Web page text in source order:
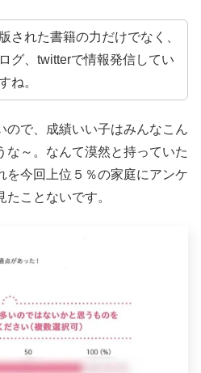
された書籍の力だけでなく、
グ、twitterで情報発信してい
ね。
ので、成績いい子はみんなこん
な～。なんて漠然と持っていた
を今回上位５％の家庭にアンケ
ことないです。